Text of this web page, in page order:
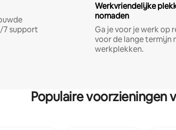
7 support
Werkvriendelijke
nomaden
Ga je voor je werk op
voor de lange termijn
werkplekken.
Populaire voorzieningen